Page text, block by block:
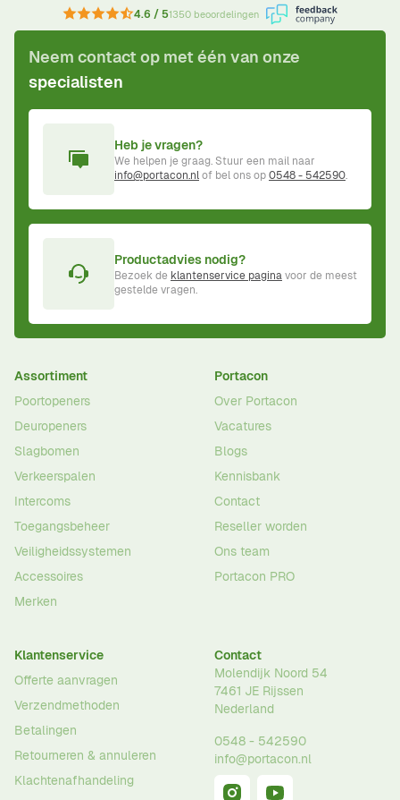
4.6 / 51350 beoordelingen
Neem contact op met één van onze
specialisten
Heb je vragen?
We helpen je graag. Stuur een mail naar
info@portacon.nlof bel ons op0548 - 542590.
Productadvies nodig?
Bezoek de klantenservice paginavoor de meest
gestelde vragen.
Assortiment
Poortopeners
Deuropeners
Slagbomen
Verkeerspalen
Intercoms
Toegangsbeheer
Veiligheidssystemen
Accessoires
Merken
Portacon
Over Portacon
Vacatures
Blogs
Kennisbank
Contact
Reseller worden
Ons team
Portacon PRO
Klantenservice
Offerte aanvragen
Verzendmethoden
Betalingen
Retourneren & annuleren
Klachtenafhandeling
Contact
Molendijk Noord 54
7461 JE Rijssen
Nederland
0548 - 542590
info@portacon.nl